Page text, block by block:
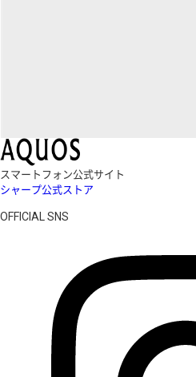
スマートフォン公式サイト
シャープ公式ストア
OFFICIAL SNS